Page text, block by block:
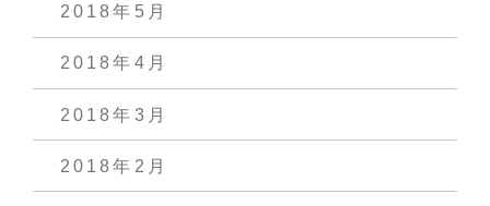
2018年5月
2018年4月
2018年3月
2018年2月